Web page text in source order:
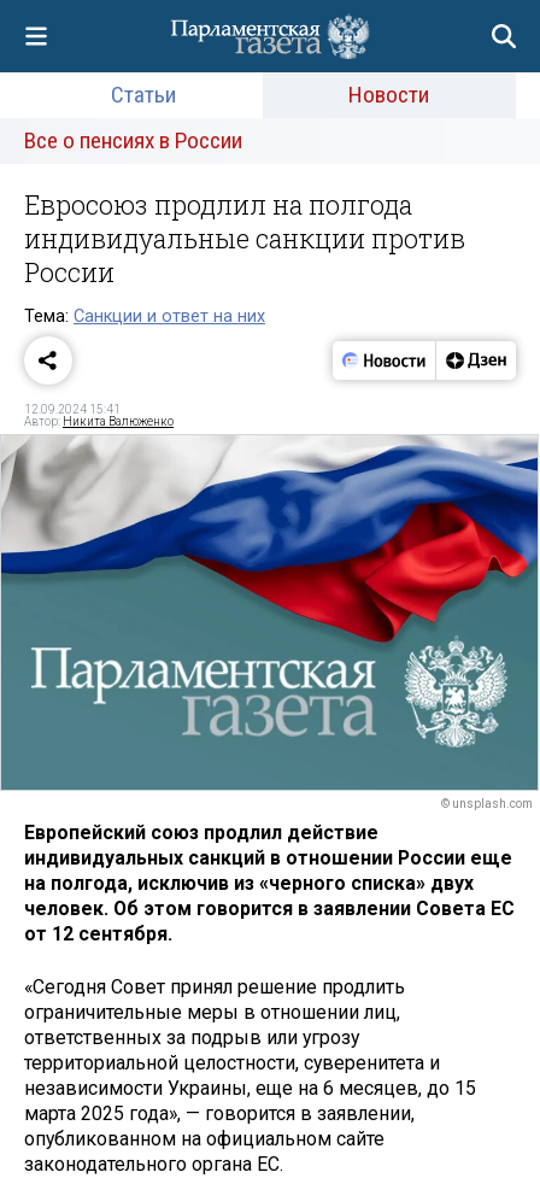
Статьи
Новости
Все о пенсиях в России
Евросоюз продлил на полгода
индивидуальные санкции против
России
Тема: Санкции и ответ на них
12.09.2024 15:41
Автор: Никита Валюженко
© unsplash.com
Европейский союз продлил действие
индивидуальных санкций в отношении России еще
на полгода, исключив из «черного списка» двух
человек. Об этом говорится в заявлении Совета ЕС
от 12 сентября.
«Сегодня Совет принял решение продлить
ограничительные меры в отношении лиц,
ответственных за подрыв или угрозу
территориальной целостности, суверенитета и
независимости Украины, еще на 6 месяцев, до 15
марта 2025 года», — говорится в заявлении,
опубликованном на официальном сайте
законодательного органа ЕС.